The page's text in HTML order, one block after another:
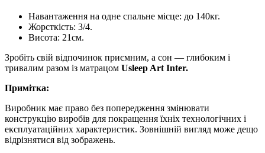
Навантаження на одне спальне місце: до 140кг.
Жорсткість: 3/4.
Висота: 21см.
Зробіть свій відпочинок приємним, а сон — глибоким і
тривалим разом із матрацом Usleep Art Inter.
Примітка:
Виробник має право без попередження змінювати
конструкцію виробів для покращення їхніх технологічних і
експлуатаційних характеристик. Зовнішній вигляд може дещо
відрізнятися від зображень.